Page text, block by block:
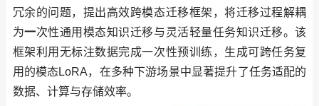
冗余的问题，提出高效跨模态迁移框架，将迁移过程解耦
为一次性通用模态知识迁移与灵活轻量任务知识迁移。该
框架利用无标注数据完成一次性预训练，生成可跨任务复
用的模态LoRA，在多种下游场景中显著提升了任务适配的
数据、计算与存储效率。